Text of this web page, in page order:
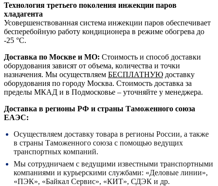
Технология третьего поколения инжекции паров
хладагента
Усовершенствованная система инжекции паров обеспечивает
бесперебойную работу кондиционера в режиме обогрева до
-25 °C.
Доставка по Москве и МО: Стоимость и способ доставки
оборудования зависят от объема, количества и точки
назначения. Мы осуществляем БЕСПЛАТНУЮ доставку
оборудования по городу Москва. Стоимость доставка за
пределы МКАД и в Подмосковье – уточняйте у менеджера.
Доставка в регионы РФ и страны Таможенного союза
ЕАЭС:
Осуществляем доставку товара в регионы России, а также
в страны Таможенного союза с помощью ведущих
транспортных компаний.
Мы сотрудничаем с ведущими известными транспортными
компаниями и курьерскими службами: «Деловые линии»,
«ПЭК», «Байкал Сервис», «КИТ», СДЭК и др.